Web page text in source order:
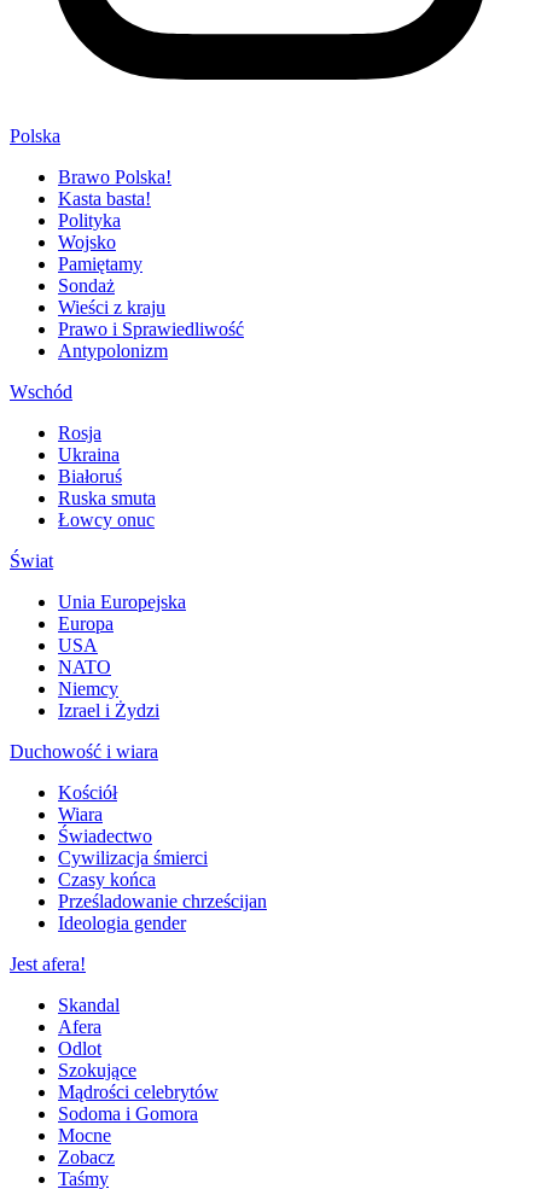
Polska
Brawo Polska!
Kasta basta!
Polityka
Wojsko
Pamiętamy
Sondaż
Wieści z kraju
Prawo i Sprawiedliwość
Antypolonizm
Wschód
Rosja
Ukraina
Białoruś
Ruska smuta
Łowcy onuc
Świat
Unia Europejska
Europa
USA
NATO
Niemcy
Izrael i Żydzi
Duchowość i wiara
Kościół
Wiara
Świadectwo
Cywilizacja śmierci
Czasy końca
Prześladowanie chrześcijan
Ideologia gender
Jest afera!
Skandal
Afera
Odlot
Szokujące
Mądrości celebrytów
Sodoma i Gomora
Mocne
Zobacz
Taśmy